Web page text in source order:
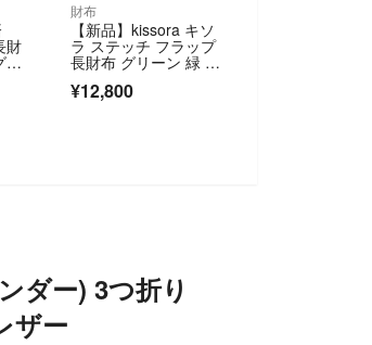
財
ラ
財布
【新品】kissora キソ
ラ ステッチ フラップ
長財布 グリーン 緑 大
¥12,800
ダー) 3つ折り
ザー